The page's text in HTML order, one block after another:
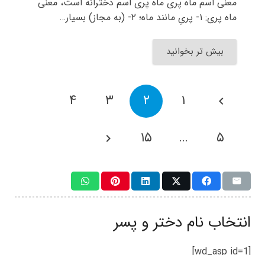
ماه پری: ۱- پریِ مانند ماه؛ ۲- (به مجاز) بسیار…
بیش تر بخوانید
۱ ۲ ۳
۴
۵
… ۱۵
انتخاب نام دختر و پسر
[wd_asp id=1]